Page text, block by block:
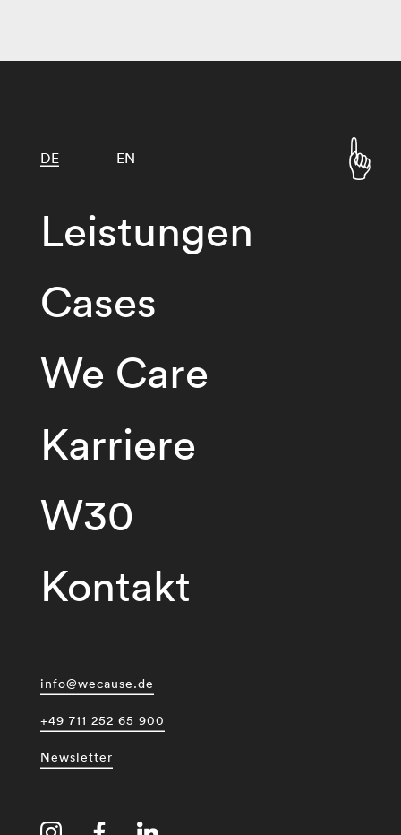
Leistungen
Cases
We Care
Karriere
W30
Kontakt
DE EN
info@wecause.de
+49 711 252 65 900
Newsletter